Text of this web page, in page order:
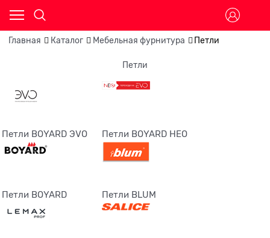
Главная Каталог Мебельная фурнитура Петли
Петли
Петли BOYARD ЭVО Петли BOYARD НEO
Петли BOYARD Петли BLUM